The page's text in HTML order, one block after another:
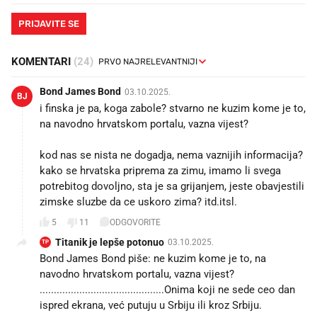
PRIJAVITE SE
KOMENTARI (24)
BJ Bond James Bond 03.10.2025.
i finska je pa, koga zabole? stvarno ne kuzim kome je to,
na navodno hrvatskom portalu, vazna vijest?
kod nas se nista ne dogadja, nema vaznijih informacija?
kako se hrvatska priprema za zimu, imamo li svega
potrebitog dovoljno, sta je sa grijanjem, jeste obavjestili
zimske sluzbe da ce uskoro zima? itd.itsl.
5 11 ODGOVORITE
TP Titanik je lepše potonuo 03.10.2025.
Bond James Bond piše: ne kuzim kome je to, na
navodno hrvatskom portalu, vazna vijest?
............................................Onima koji ne sede ceo dan
ispred ekrana, već putuju u Srbiju ili kroz Srbiju.